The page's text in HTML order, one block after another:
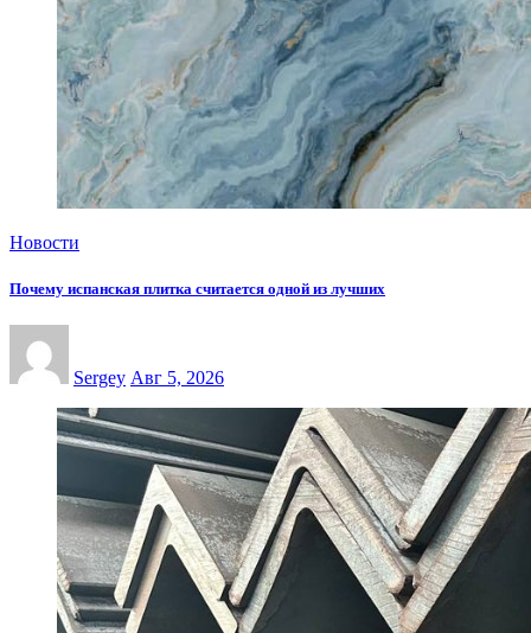
Новости
Почему испанская плитка считается одной из лучших
Sergey Авг 5, 2026